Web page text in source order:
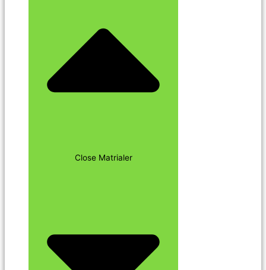
Close Matrialer